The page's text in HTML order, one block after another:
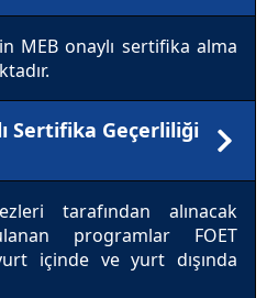
MEB onaylı sertifika alma
Sertifika Geçerliliği
tarafından alınacak
programlar FOET
içinde ve yurt dışında